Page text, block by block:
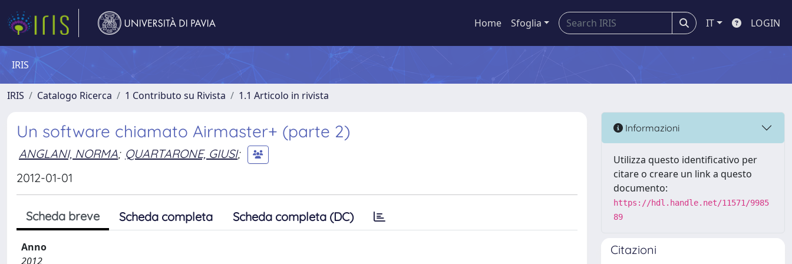
Home Sfoglia IT LOGIN
IRIS
IRIS Catalogo Ricerca 1 Contributo su Rivista 1.1 Articolo in rivista
Un software chiamato Airmaster+ (parte 2)
ANGLANI, NORMA; QUARTARONE, GIUSI;
2012-01-01
Scheda breve Scheda completa Scheda completa (DC)
Anno
2012
Informazioni
Utilizza questo identificativo per
citare o creare un link a questo
documento:
https://hdl.handle.net/11571/9985
89
Citazioni